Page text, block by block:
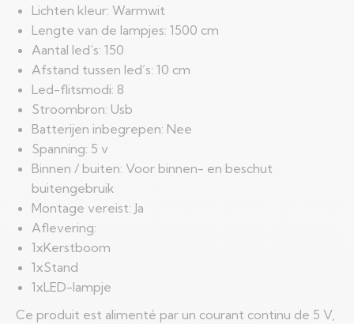
Lichten kleur: Warmwit
Lengte van de lampjes: 1500 cm
Aantal led’s: 150
Afstand tussen led’s: 10 cm
Led-flitsmodi: 8
Stroombron: Usb
Batterijen inbegrepen: Nee
Spanning: 5 v
Binnen / buiten: Voor binnen- en beschut
buitengebruik
Montage vereist: Ja
Aflevering:
1xKerstboom
1xStand
1xLED-lampje
Ce produit est alimenté par un courant continu de 5 V,